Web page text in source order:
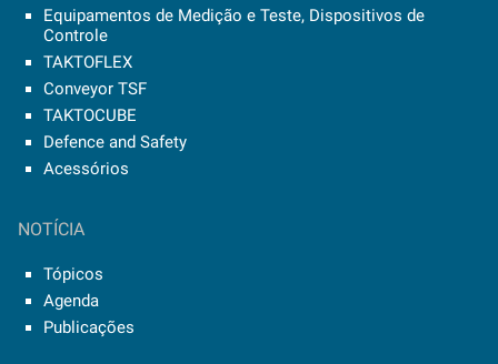
Equipamentos de Medição e Teste, Dispositivos de
Controle
TAKTOFLEX
Conveyor TSF
TAKTOCUBE
Defence and Safety
Acessórios
NOTÍCIA
Tópicos
Agenda
Publicações